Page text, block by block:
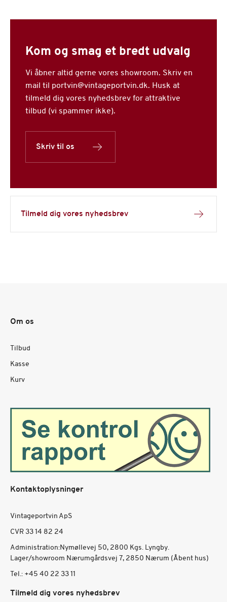
Tilmeld dig vores nyhedsbrev
Kom og smag et bredt udvalg
Vi åbner altid gerne vores showroom. Skriv en
mail til portvin@vintageportvin.dk. Husk at
tilmeld dig vores nyhedsbrev for attraktive
tilbud (vi spammer ikke).
Skriv til os
Om os
Tilbud
Kasse
Kurv
Kontaktoplysninger
Vintageportvin ApS
CVR 33 14 82 24
Administration:Nymøllevej 50, 2800 Kgs. Lyngby.
Lager/showroom Nærumgårdsvej 7, 2850 Nærum (Åbent hus)
Tel.: +45 40 22 33 11
Tilmeld dig vores nyhedsbrev